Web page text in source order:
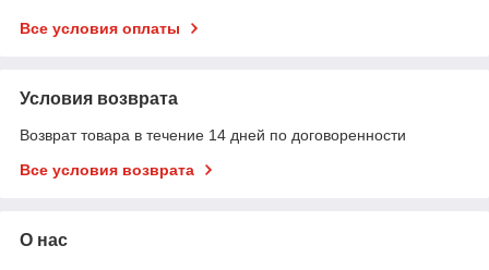
Все условия оплаты
Условия возврата
Возврат товара в течение 14 дней по договоренности
Все условия возврата
О нас